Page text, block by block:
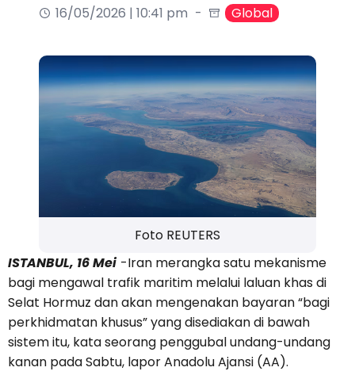
16/05/2026 | 10:41 pm
Global
Foto REUTERS
ISTANBUL, 16 Mei -Iran merangka satu mekanisme
bagi mengawal trafik maritim melalui laluan khas di
Selat Hormuz dan akan mengenakan bayaran “bagi
perkhidmatan khusus” yang disediakan di bawah
sistem itu, kata seorang penggubal undang-undang
kanan pada Sabtu, lapor Anadolu Ajansi (AA).